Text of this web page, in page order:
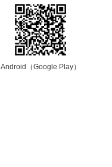
Android（Google Play）